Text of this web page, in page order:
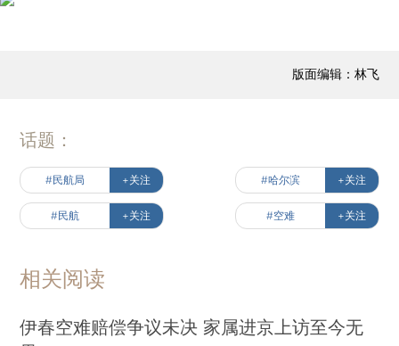
版面编辑：林飞
话题：
#民航局 +关注 #哈尔滨 +关注
#民航 +关注 #空难 +关注
相关阅读
伊春空难赔偿争议未决 家属进京上访至今无